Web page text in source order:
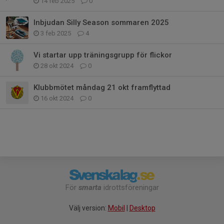
Inbjudan Silly Season sommaren 2025
3 feb 2025 4
Vi startar upp träningsgrupp för flickor
28 okt 2024 0
Klubbmötet måndag 21 okt framflyttad
16 okt 2024 0
För smarta idrottsföreningar
Välj version: Mobil | Desktop